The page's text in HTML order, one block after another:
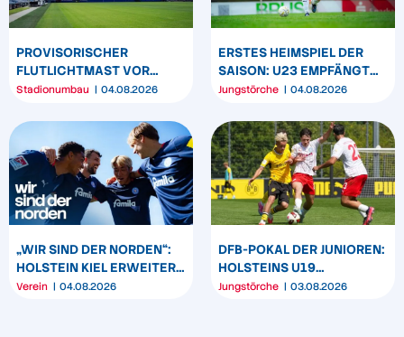
PROVISORISCHER
FLUTLICHTMAST VOR
WESTTRIBÜNE WIRD
Stadionumbau 04.08.2026
ERSTES HEIMSPIEL DER
SAISON: U23 EMPFÄNGT
HEIDER SV
Jungstörche 04.08.2026
„WIR SIND DER NORDEN“:
HOLSTEIN KIEL ERWEITERT
SEIN MARKENBILD
Verein 04.08.2026
DFB-POKAL DER JUNIOREN:
HOLSTEINS U19
TRIUMPHIERT IN
Jungstörche 03.08.2026